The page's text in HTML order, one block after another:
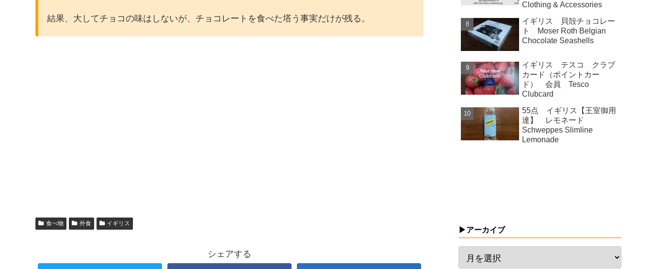
結果、大してチョコの味はしないが、チョコレートを食べた塔う事実だけが残る。
食べ物 外食 イギリス
シェアする
Clothing & Accessories
イギリス 貝殻チョコレー
ト Moser Roth Belgian
Chocolate Seashells
イギリス テスコ クラブ
カード（ポイントカー
ド） 会員 Tesco
Clubcard
55点 イギリス【王室御用
達】 レモネード
Schweppes Slimline
Lemonade
▶アーカイブ